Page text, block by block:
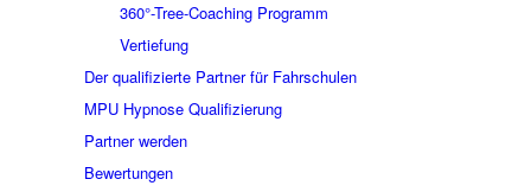
360°-Tree-Coaching Programm
Vertiefung
Der qualifizierte Partner für Fahrschulen
MPU Hypnose Qualifizierung
Partner werden
Bewertungen